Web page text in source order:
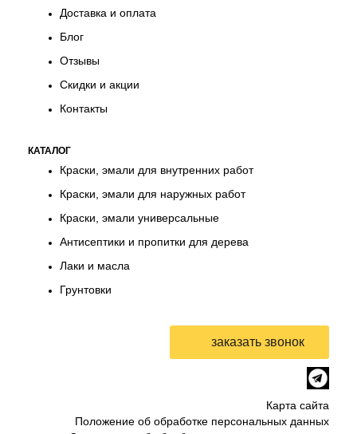
Доставка и оплата
Блог
Отзывы
Скидки и акции
Контакты
КАТАЛОГ
Краски, эмали для внутренних работ
Краски, эмали для наружных работ
Краски, эмали универсальные
Антисептики и пропитки для дерева
Лаки и масла
Грунтовки
Карта сайта
Положение об обработке персональных данных